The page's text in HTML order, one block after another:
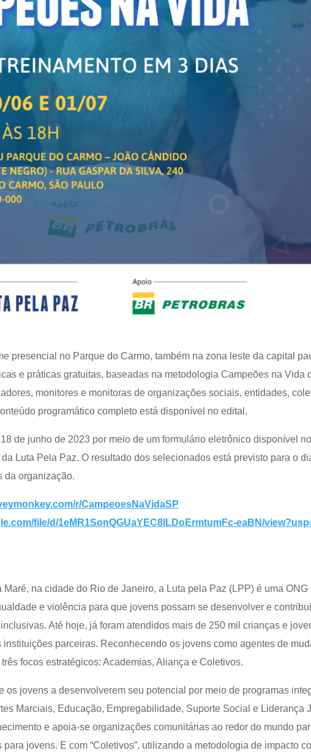
presencial no Parque do Carmo, também na zona leste da capital
e práticas gratuitas, baseadas na metodologia Campeões na Vida
monitores e monitoras de organizações sociais, entidades,
programático completo está disponível no edital.
de junho de 2023 por meio de um formulário eletrônico disponível
Luta Pela Paz. O resultado dos selecionados está previsto para o
da organização.
r/CampeoesNaVidaSP
file/d/1eMR1SonQGUaYEC8ILDoErmtumFc-eaBN/
na cidade do Rio de Janeiro, a Luta pela Paz (LPP) é uma ONG
e violência para que jovens possam se desenvolver e
Até hoje, já foram atendidos mais de 250 mil crianças e
parceiras. Reconhecendo os jovens como agentes de
focos estratégicos: Academias, Aliança e Coletivos.
os jovens a desenvolverem seu potencial por meio de programas
Marciais, Educação, Empregabilidade, Suporte Social e Liderança
e apoia-se organizações comunitárias ao redor do mundo
jovens. E com “Coletivos”, utilizando a metodologia de impacto